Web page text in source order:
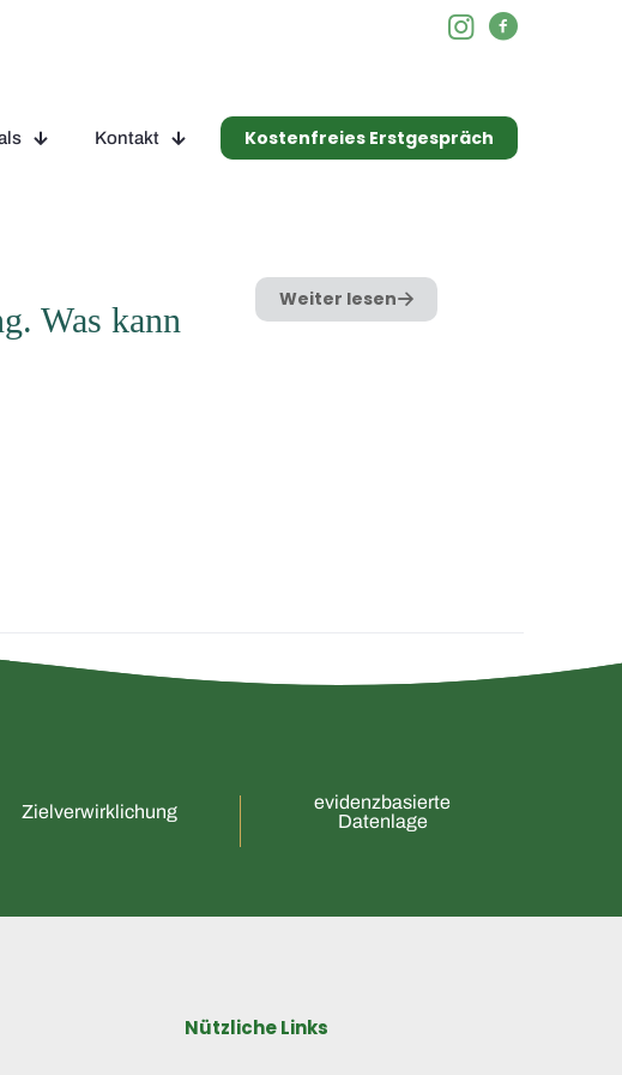
Kontakt Kostenfreies Erstgespräch
Was kann
Weiter lesen
Zielverwirklichung
evidenzbasierte
Datenlage
Nützliche Links